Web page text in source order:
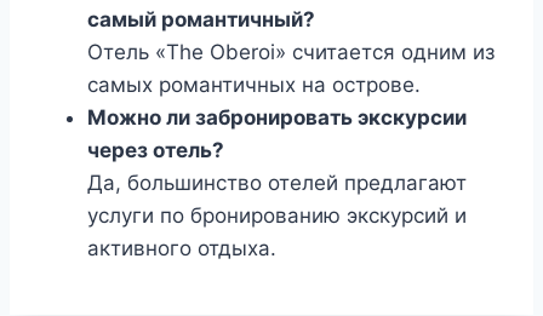
самый романтичный?
Отель «The Oberoi» считается одним из
самых романтичных на острове.
Можно ли забронировать экскурсии
через отель?
Да, большинство отелей предлагают
услуги по бронированию экскурсий и
активного отдыха.